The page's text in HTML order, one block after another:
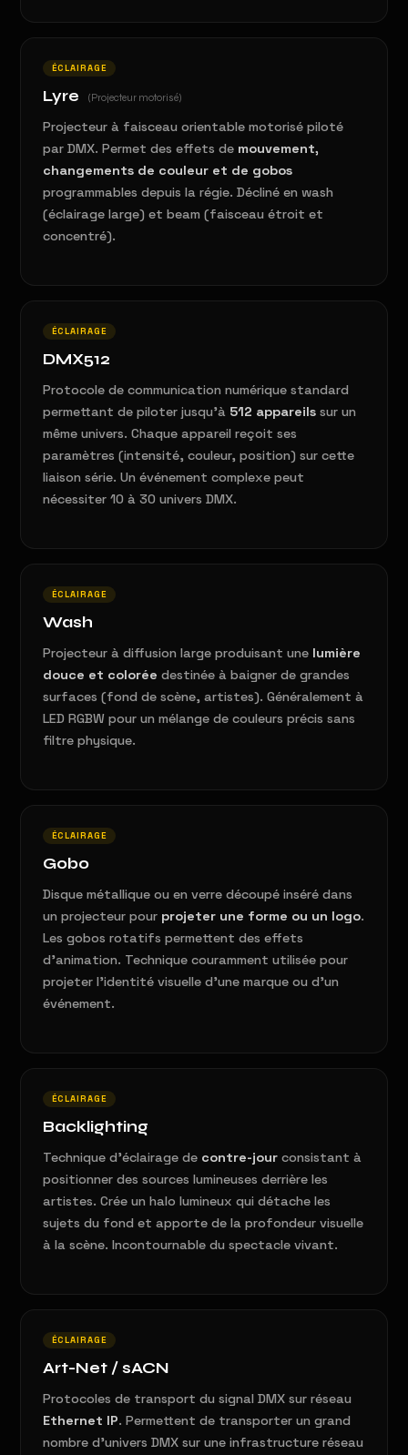
ÉCLAIRAGE
Lyre (Projecteur motorisé)
Projecteur à faisceau orientable motorisé piloté
par DMX. Permet des effets de mouvement,
changements de couleur et de gobos
programmables depuis la régie. Décliné en wash
(éclairage large) et beam (faisceau étroit et
concentré).
ÉCLAIRAGE
DMX512
Protocole de communication numérique standard
permettant de piloter jusqu'à 512 appareils sur un
même univers. Chaque appareil reçoit ses
paramètres (intensité, couleur, position) sur cette
liaison série. Un événement complexe peut
nécessiter 10 à 30 univers DMX.
ÉCLAIRAGE
Wash
Projecteur à diffusion large produisant une lumière
douce et colorée destinée à baigner de grandes
surfaces (fond de scène, artistes). Généralement à
LED RGBW pour un mélange de couleurs précis sans
filtre physique.
ÉCLAIRAGE
Gobo
Disque métallique ou en verre découpé inséré dans
un projecteur pour projeter une forme ou un logo.
Les gobos rotatifs permettent des effets
d'animation. Technique couramment utilisée pour
projeter l'identité visuelle d'une marque ou d'un
événement.
ÉCLAIRAGE
Backlighting
Technique d'éclairage de contre-jour consistant à
positionner des sources lumineuses derrière les
artistes. Crée un halo lumineux qui détache les
sujets du fond et apporte de la profondeur visuelle
à la scène. Incontournable du spectacle vivant.
ÉCLAIRAGE
Art-Net / sACN
Protocoles de transport du signal DMX sur réseau
Ethernet IP. Permettent de transporter un grand
nombre d'univers DMX sur une infrastructure réseau